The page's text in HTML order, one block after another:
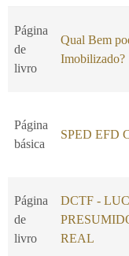
Página
de
livro
Qual Bem
Imobilizado?
Página
básica
SPED EFD
Página
de
livro
DCTF -
REAL